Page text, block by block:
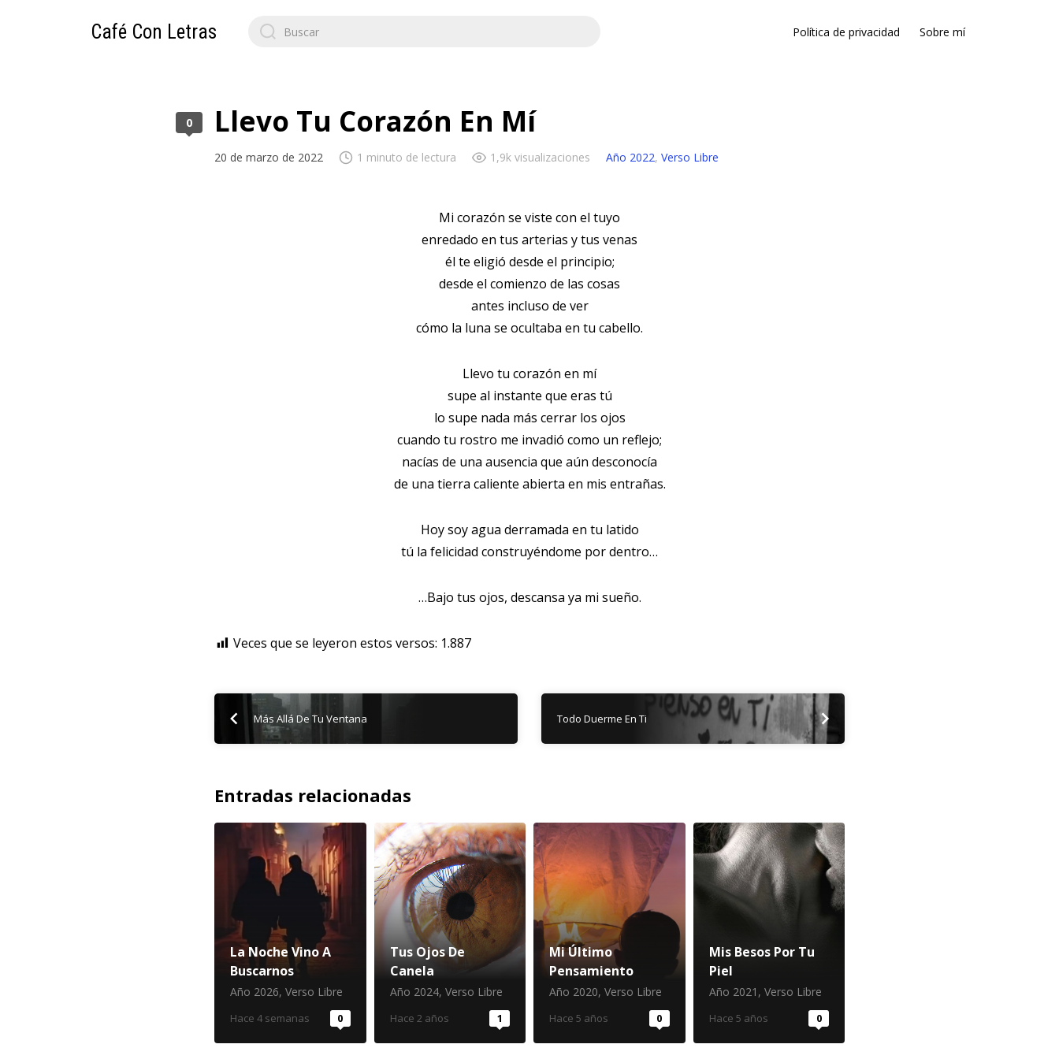
Café Con Letras
Search
for:
Política de privacidad Sobre mí
Llevo Tu Corazón En Mí
20 de marzo de 2022 1 minuto de lectura 1,9k visualizaciones Año 2022, Verso Libre
Mi corazón se viste con el tuyo
enredado en tus arterias y tus venas
él te eligió desde el principio;
desde el comienzo de las cosas
antes incluso de ver
cómo la luna se ocultaba en tu cabello.
Llevo tu corazón en mí
supe al instante que eras tú
lo supe nada más cerrar los ojos
cuando tu rostro me invadió como un reflejo;
nacías de una ausencia que aún desconocía
de una tierra caliente abierta en mis entrañas.
Hoy soy agua derramada en tu latido
tú la felicidad construyéndome por dentro…
…Bajo tus ojos, descansa ya mi sueño.
Veces que se leyeron estos versos: 1.887
0
Más Allá De Tu Ventana Todo Duerme En Ti
Entradas relacionadas
La Noche Vino A
Buscarnos
Año 2026, Verso Libre
Hace 4 semanas 0
Tus Ojos De
Canela
Año 2024, Verso Libre
Hace 2 años 1
Mi Último
Pensamiento
Año 2020, Verso Libre
Hace 5 años 0
Mis Besos Por Tu
Piel
Año 2021 , Verso Libre
Hace 5 años 0